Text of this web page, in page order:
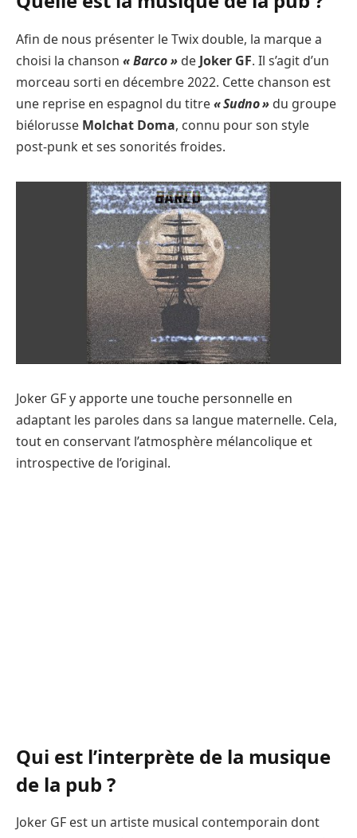
Afin de nous présenter le Twix double, la marque a
choisi la chanson « Barco » de Joker GF. Il s’agit d’un
morceau sorti en décembre 2022. Cette chanson est
une reprise en espagnol du titre« Sudno » du groupe
biélorusse Molchat Doma, connu pour son style
post-punk et ses sonorités froides.
Joker GF y apporte une touche personnelle en
adaptant les paroles dans sa langue maternelle. Cela,
tout en conservant l’atmosphère mélancolique et
introspective de l’original.
Qui est l’interprète de la musique
de la pub ?
Joker GF est un artiste musical contemporain dont